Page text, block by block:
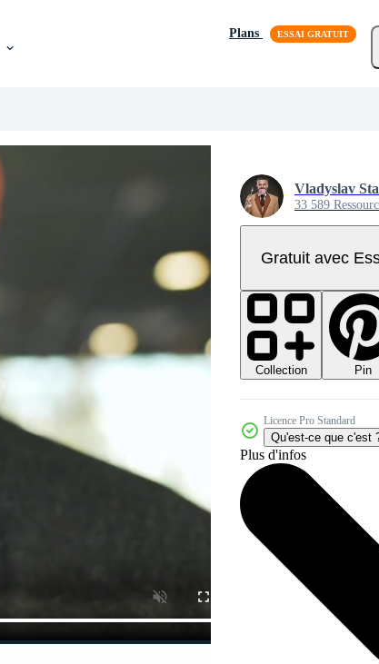
Plans
Vladyslav
33 589
Gratuit avec
Collection Pin
Licence Pro Standard
Qu'est-ce que c'est
Plus d'infos